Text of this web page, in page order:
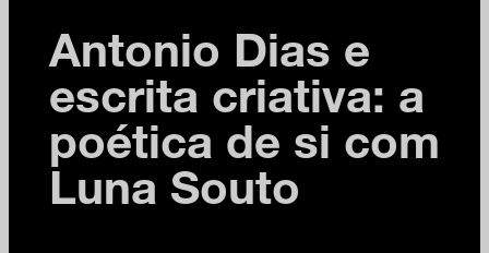
Antonio Dias e
escrita criativa: a
poética de si com
Luna Souto